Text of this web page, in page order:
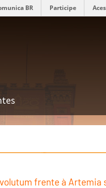
BR Participe
frente à Artemia